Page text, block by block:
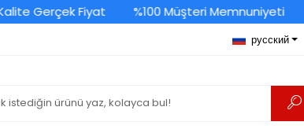
Gerçek Fiyat %100 Müşteri Memnuniyeti
русский